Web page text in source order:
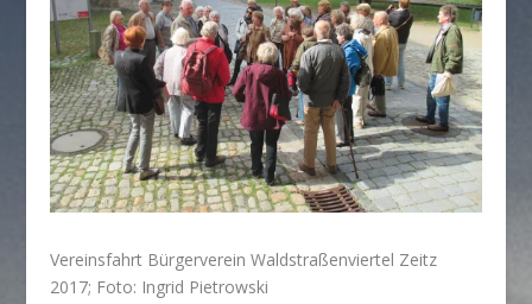
Vereinsfahrt Bürgerverein Waldstraßenviertel Zeitz
2017; Foto: Ingrid Pietrowski